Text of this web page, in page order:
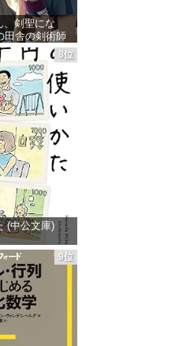
、剣聖にな
舎の剣術師
成した弟子た
れない件～ (デ
ベル)
価格：¥1,430
8位
(中公文庫)
価格：¥862
9位